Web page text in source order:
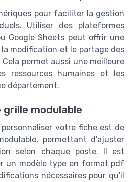
pour faciliter la gestion
Utiliser des plateformes
Google Sheets peut offrir une
modification et le partage des
permet aussi une meilleure
ressources humaines et les
département.
grille modulable
votre fiche est de
permettant d'ajuster
selon chaque poste. Il est
un modèle type en format pdf
nécessaires pour qu'il